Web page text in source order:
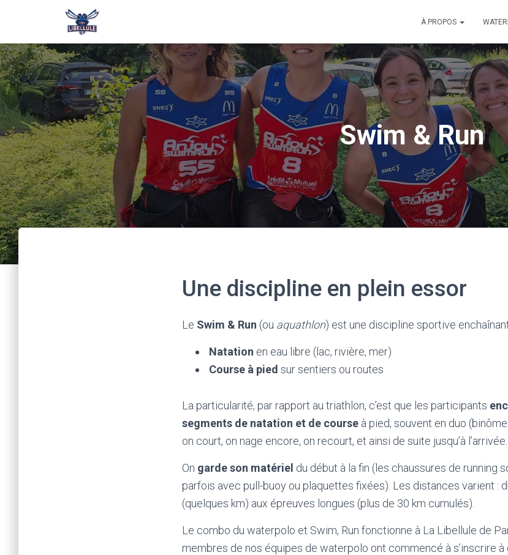
À PROPOS
Swim & Run
Une discipline en plein essor
Le Swim & Run (ou aquathlon) est une discipline sportive
Natation en eau libre (lac, rivière, mer)
Course à pied sur sentiers ou routes
La particularité, par rapport au triathlon, c’est que les participants
segments de natation et de course à pied, souvent en duo
on court, on nage encore, on recourt, et ainsi de suite jusqu’à l’arrivée.
On garde son matériel du début à la fin (les chaussures de running
parfois avec pull-buoy ou plaquettes fixées). Les distances varient :
(quelques km) aux épreuves longues (plus de 30 km cumulés).
Le combo du waterpolo et Swim, Run fonctionne à La Libellule de
membres de nos équipes de waterpolo ont commencé à s’inscrire à